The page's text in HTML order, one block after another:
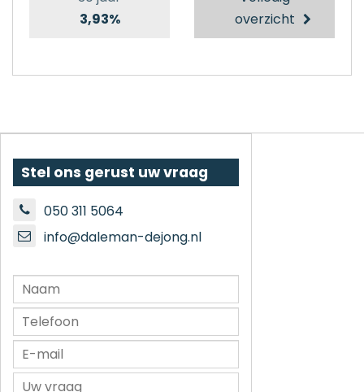
3,93%
overzicht
Stel ons gerust uw vraag
050 311 5064
info@daleman-dejong.nl